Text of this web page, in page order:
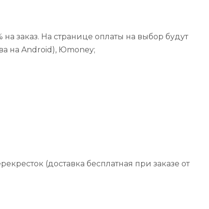
заказ. На странице оплаты на выбор будут
на Android), Юmoney;
(доставка бесплатная при заказе от